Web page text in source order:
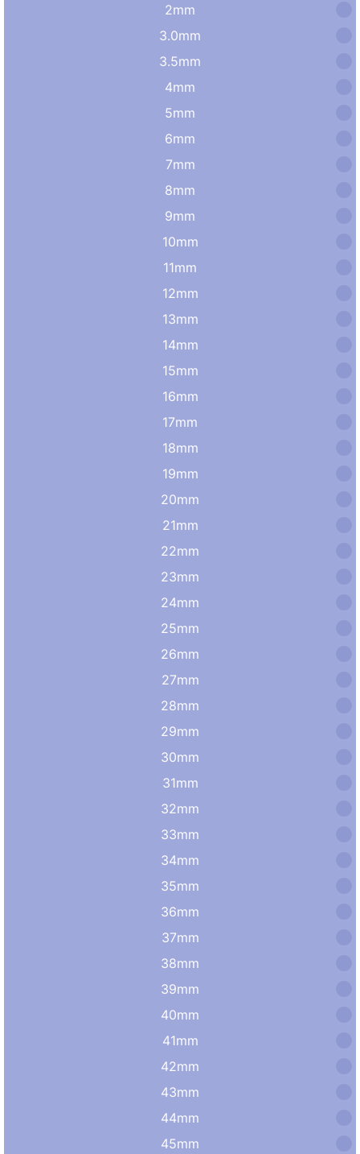
2mm
3.0mm
3.5mm
4mm
5mm
6mm
7mm
8mm
9mm
10mm
11mm
12mm
13mm
14mm
15mm
16mm
17mm
18mm
19mm
20mm
21mm
22mm
23mm
24mm
25mm
26mm
27mm
28mm
29mm
30mm
31mm
32mm
33mm
34mm
35mm
36mm
37mm
38mm
39mm
40mm
41mm
42mm
43mm
44mm
45mm